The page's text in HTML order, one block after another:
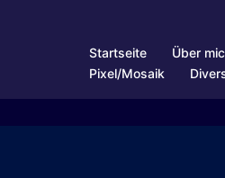
Startseite Über
Pixel/Mosaik